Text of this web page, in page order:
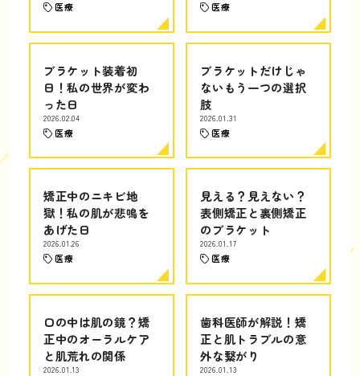
医療 医療
ブラケット装着初
日！私の世界が変わ
った日
2026.02.04
医療
ブラケットだけじゃ
ないもう一つの選択
肢
2026.01.31
医療
矯正中のニキビ地
獄！私の肌が悲鳴を
あげた日
2026.01.26
医療
見える？見えない？
表側矯正と裏側矯正
のブラケット
2026.01.17
医療
口の中は肌の鏡？矯
正中のオーラルケア
と肌荒れの関係
2026.01.13
歯科医師が解説！矯
正と肌トラブルの意
外な繋がり
2026.01.13